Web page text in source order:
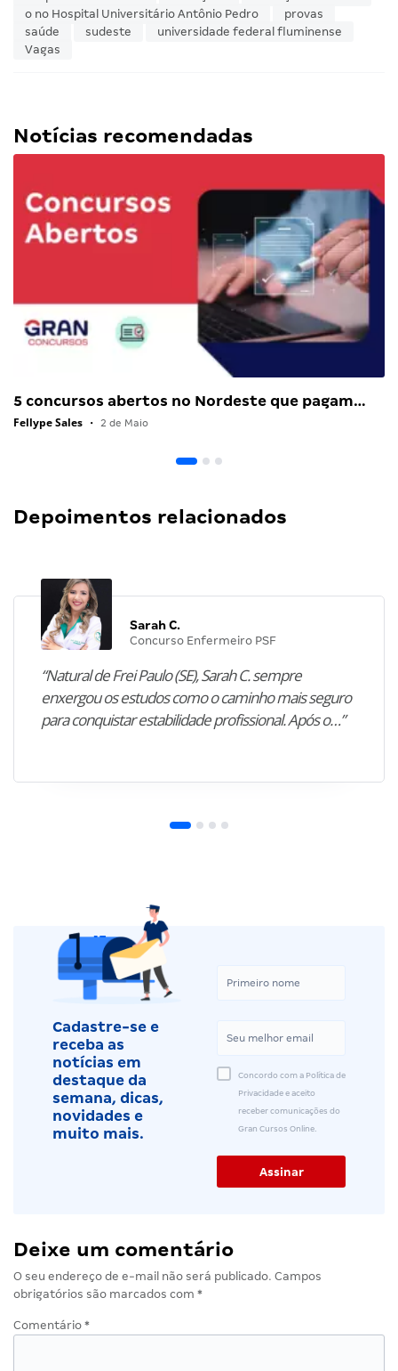
o no Hospital Universitário Antônio Pedro
provas
saúde
sudeste
universidade federal fluminense
Vagas
Notícias recomendadas
5 concursos abertos no Nordeste que pagam…
Fellype Sales • 2 de Maio
Depoimentos relacionados
Sarah C.
Concurso Enfermeiro PSF
“Natural de Frei Paulo (SE), Sarah C. sempre
enxergou os estudos como o caminho mais seguro
para conquistar estabilidade profissional. Após o…”
Cadastre-se e
receba as
notícias em
destaque da
semana, dicas,
novidades e
muito mais.
Concordo com a Política de
Privacidade e aceito
receber comunicações do
Gran Cursos Online.
Deixe um comentário
O seu endereço de e-mail não será publicado. Campos
obrigatórios são marcados com *
Comentário *